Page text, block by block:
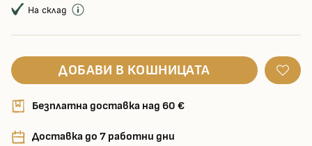
На склад
ДОБАВИ В КОШНИЦАТА
Безплатна доставка над 60 €
Доставка до 7 работни дни